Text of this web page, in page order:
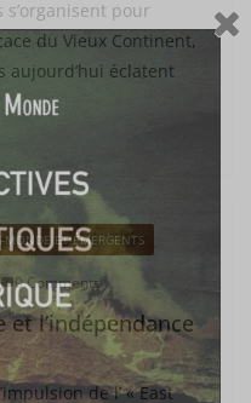
s’organisent pour
du Vieux Continent,
aujourd’hui éclatent
MONDE ET ÉMERGENTS
0 Comments
l’indépendance
de l’ « East